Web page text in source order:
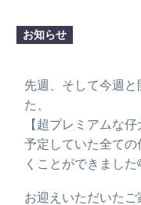
お知らせ
先週、そして今週
た、
【超プレミアムな
予定していた全て
くことができました
お迎えいただいた